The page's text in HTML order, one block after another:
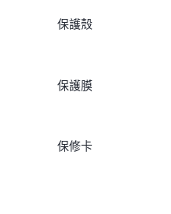
保護殼
保護膜
保修卡